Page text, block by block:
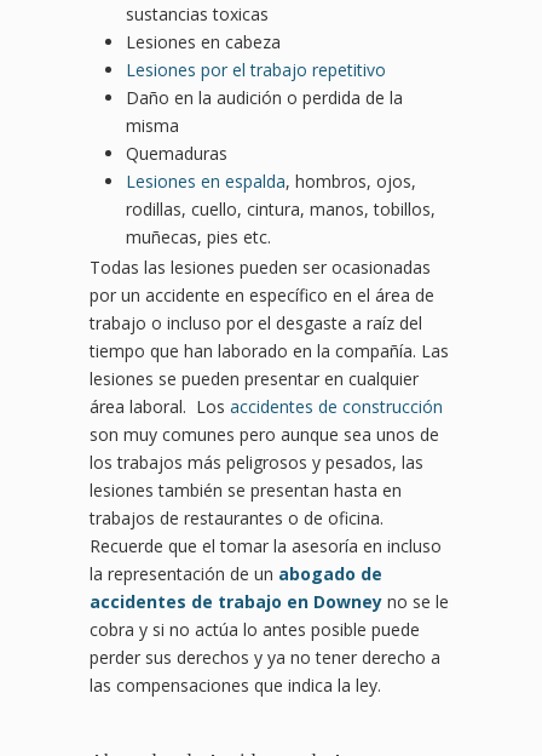
sustancias toxicas
Lesiones en cabeza
Lesiones por el trabajo repetitivo
Daño en la audición o perdida de la
misma
Quemaduras
Lesiones en espalda, hombros, ojos,
rodillas, cuello, cintura, manos, tobillos,
muñecas, pies etc.
Todas las lesiones pueden ser ocasionadas
por un accidente en específico en el área de
trabajo o incluso por el desgaste a raíz del
tiempo que han laborado en la compañía. Las
lesiones se pueden presentar en cualquier
área laboral. Los accidentes de construcción
son muy comunes pero aunque sea unos de
los trabajos más peligrosos y pesados, las
lesiones también se presentan hasta en
trabajos de restaurantes o de oficina.
Recuerde que el tomar la asesoría en incluso
la representación de un abogado de
accidentes de trabajo en Downey no se le
cobra y si no actúa lo antes posible puede
perder sus derechos y ya no tener derecho a
las compensaciones que indica la ley.